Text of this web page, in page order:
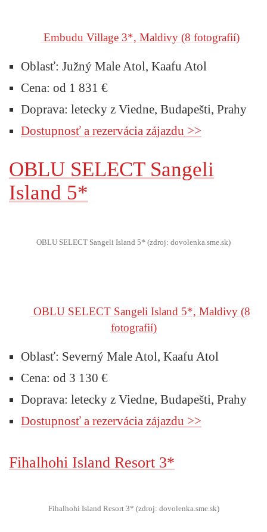
Embudu Village 3*, Maldivy (8 fotografií)
Oblasť: Južný Male Atol, Kaafu Atol
Cena: od 1 831 €
Doprava: letecky z Viedne, Budapešti, Prahy
Dostupnosť a rezervácia zájazdu >>
OBLU SELECT Sangeli
Island 5*
OBLU SELECT Sangeli Island 5* (zdroj: dovolenka.sme.sk)
OBLU SELECT Sangeli Island 5*, Maldivy(8
fotografií)
Oblasť: Severný Male Atol, Kaafu Atol
Cena: od 3 130 €
Doprava: letecky z Viedne, Budapešti, Prahy
Dostupnosť a rezervácia zájazdu >>
Fihalhohi Island Resort 3*
Fihalhohi Island Resort 3* (zdroj: dovolenka.sme.sk)